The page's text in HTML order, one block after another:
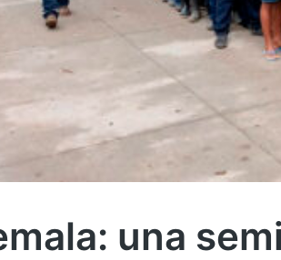
una